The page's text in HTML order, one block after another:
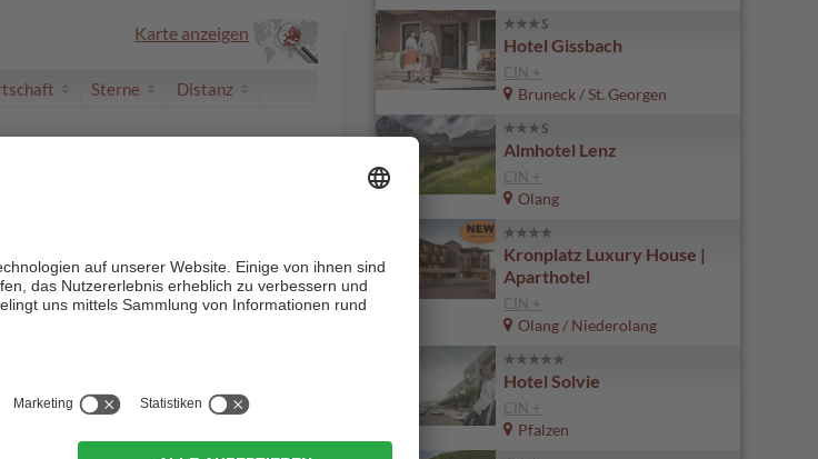
Karte anzeigen
Sterne Distanz
Hotel Gissbach
CIN +
Bruneck / St. Georgen
Almhotel Lenz
CIN +
Olang
Kronplatz Luxury House |
Aparthotel
CIN +
Olang / Niederolang
Hotel Solvie
CIN +
Pfalzen